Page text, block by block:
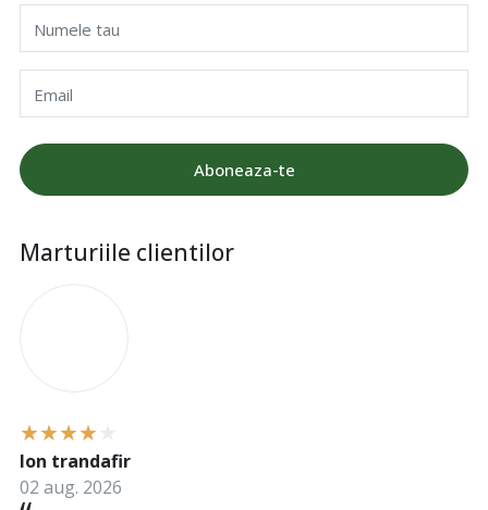
Numele tau
Email
Aboneaza-te
Marturiile clientilor
Ion trandafir
02 aug. 2026